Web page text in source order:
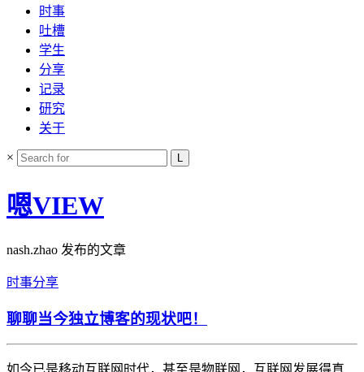
时事
吐槽
学生
分享
记录
研究
关于
×
嗯VIEW
nash.zhao 发布的文章
时事分享
聊聊当今独立博客的现状吧！
如今已是移动互联网时代，甚至是物联网，互联网发展得真